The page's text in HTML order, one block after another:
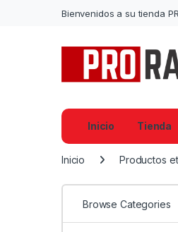
Bienvenidos a su tienda
Inicio Tienda
Inicio Productos
Browse Categories